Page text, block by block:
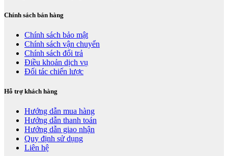
Chính sách bán hàng
Chính sách bảo mật
Chính sách vận chuyển
Chính sách đổi trả
Điều khoản dịch vụ
Đối tác chiến lược
Hỗ trợ khách hàng
Hướng dẫn mua hàng
Hướng dẫn thanh toán
Hướng dẫn giao nhận
Quy định sử dụng
Liên hệ